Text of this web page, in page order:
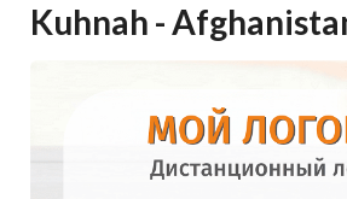
Kuhnah -